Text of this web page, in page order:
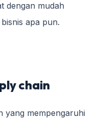
dengan mudah
apa pun.
chain
yang mempengaruhi